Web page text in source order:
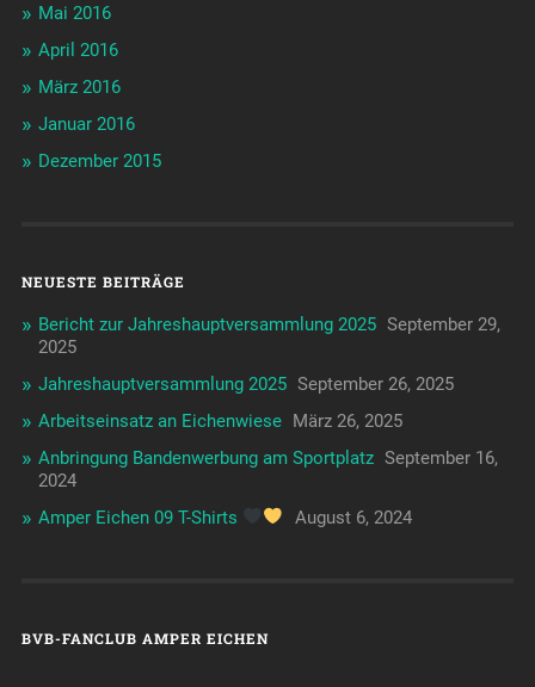
Mai 2016
April 2016
März 2016
Januar 2016
Dezember 2015
NEUESTE BEITRÄGE
Bericht zur Jahreshauptversammlung 2025 September 29,
2025
Jahreshauptversammlung 2025 September 26, 2025
Arbeitseinsatz an Eichenwiese März 26, 2025
Anbringung Bandenwerbung am Sportplatz September 16,
2024
Amper Eichen 09 T-Shirts
August 6, 2024
BVB-FANCLUB AMPER EICHEN